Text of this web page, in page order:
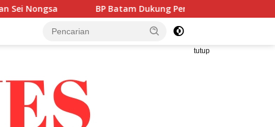
BP Batam Dukung Penguatan Literasi untuk Membangun
tutup